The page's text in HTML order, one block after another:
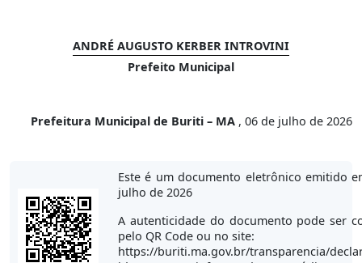
ANDRÉ AUGUSTO KERBER INTROVINI
Prefeito Municipal
Prefeitura Municipal de Buriti – MA , 06 de julho de 2026
Este é um documento eletrônico emitido
julho de 2026
A autenticidade do documento pode ser
pelo QR Code ou no site:
https://buriti.ma.gov.br/transparencia/